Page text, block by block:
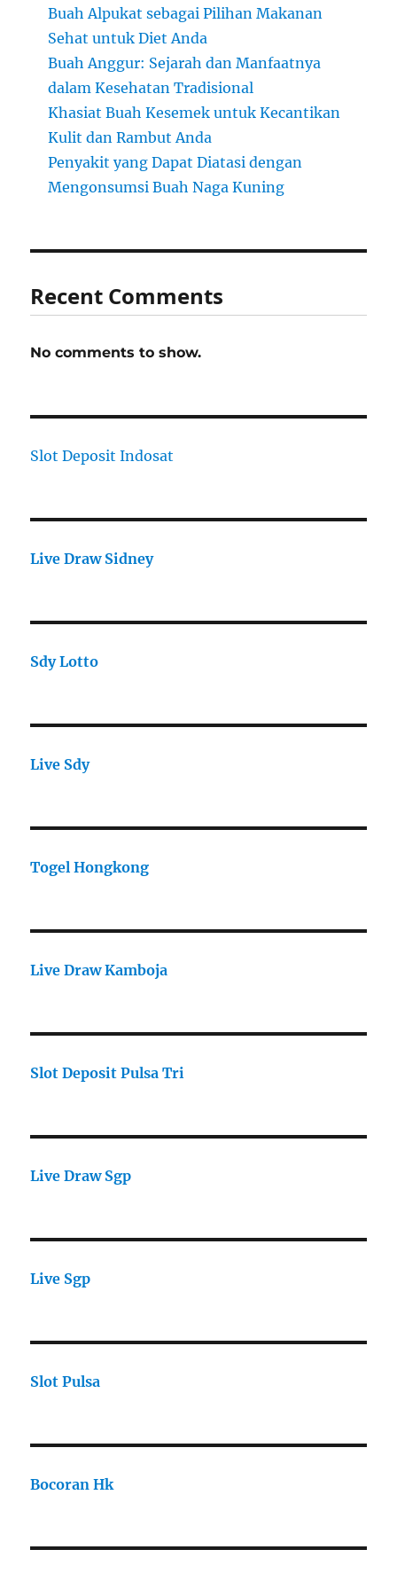
Buah Alpukat sebagai Pilihan Makanan
Sehat untuk Diet Anda
Buah Anggur: Sejarah dan Manfaatnya
dalam Kesehatan Tradisional
Khasiat Buah Kesemek untuk Kecantikan
Kulit dan Rambut Anda
Penyakit yang Dapat Diatasi dengan
Mengonsumsi Buah Naga Kuning
Recent Comments
No comments to show.
Slot Deposit Indosat
Live Draw Sidney
Sdy Lotto
Live Sdy
Togel Hongkong
Live Draw Kamboja
Slot Deposit Pulsa Tri
Live Draw Sgp
Live Sgp
Slot Pulsa
Bocoran Hk